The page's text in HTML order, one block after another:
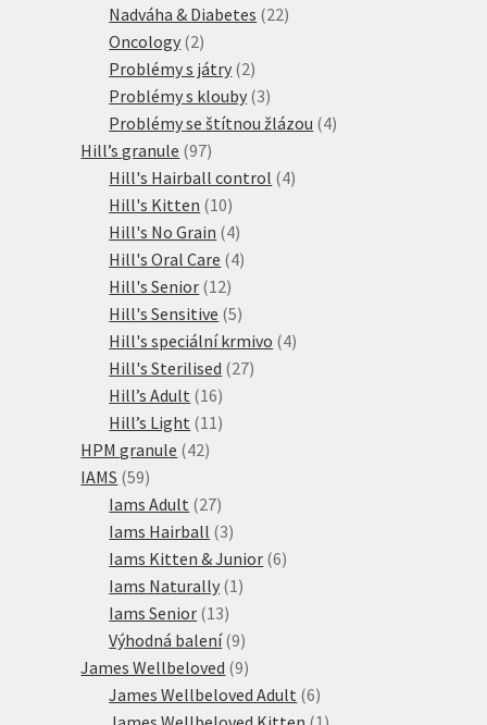
produktů
Nadváha & Diabetes 2222
Oncology 22
produkty
Problémy s játry 22
produkty
Problémy s klouby 33
produkty
Problémy se štítnou žlázou 44
Hill’s granule 9797
produktů
Hill's Hairball control 44
Hill's Kitten 1010
produktů
Hill's No Grain 44
produkty
Hill's Oral Care 44
Hill's Senior 1212
produktů
Hill's Sensitive 55
produktů
Hill's speciální krmivo 44
Hill's Sterilised 2727
Hill’s Adult 1616
produktů
Hill’s Light 11 11
HPM granule 4242
IAMS 5959
produktů
Iams Adult 2727
produktů
Iams Hairball 33
produkty
Iams Kitten & Junior 66
Iams Naturally 1 1
Iams Senior 1313
produktů
Výhodná balení 99
produktů
James Wellbeloved 99
produktů
James Wellbeloved Adult 66
produktů
1